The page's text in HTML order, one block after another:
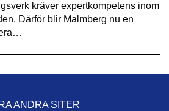
kräver expertkompetens inom
Därför blir Malmberg nu en
ANDRA SITER